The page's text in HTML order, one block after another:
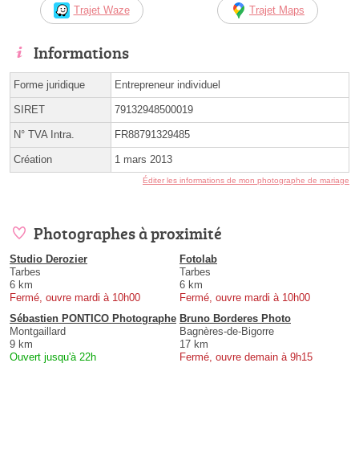
Trajet Waze Trajet Maps
Informations
Forme juridique Entrepreneur individuel
SIRET 79132948500019
N° TVA Intra. FR88791329485
Création 1 mars 2013
Éditer les informations de mon photographe de mariage
Photographes à proximité
Studio Derozier
Tarbes
6 km
Fermé, ouvre mardi à 10h00
Fotolab
Tarbes
6 km
Fermé, ouvre mardi à 10h00
Sébastien PONTICO Photographe
Montgaillard
9 km
Ouvert jusqu'à 22h
Bruno Borderes Photo
Bagnères-de-Bigorre
17 km
Fermé, ouvre demain à 9h15